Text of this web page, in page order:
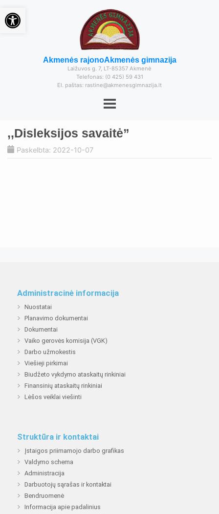
Akmenės rajonoAkmenės gimnazija
Laižuvos g. 7, LT-85357 Akmenė
Telefonas: (0 425) 59 431
El. paštas: rastine@akmenesgimnazija.lt
,,Disleksijos savaitė”
Paskelbta: 2022-10-07
Administracinė informacija
Nuostatai
Planavimo dokumentai
Dokumentai
Vaiko gerovės komisija (VGK)
Darbo užmokestis
Viešieji pirkimai
Biudžeto vykdymo ataskaitų rinkiniai
Finansinių ataskaitų rinkiniai
Lėšos veiklai viešinti
Struktūra ir kontaktai
Įstaigos priimamojo darbo grafikas
Valdymo schema
Administracija
Darbuotojų sąrašas ir kontaktai
Bendruomenė
Informacija apie padalinius
Open toolbar